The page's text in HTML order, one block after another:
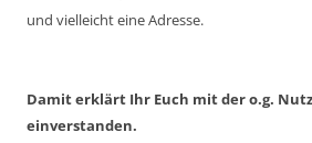
und vielleicht eine Adresse.
Damit erklärt Ihr Euch mit der o.g.
einverstanden.